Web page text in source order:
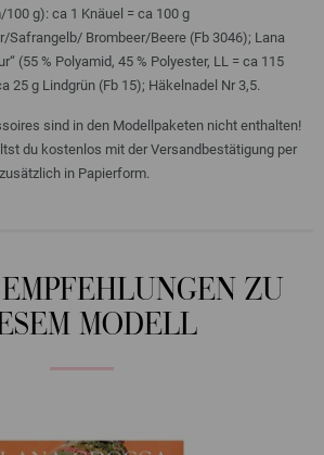
100 g): ca 1 Knäuel = ca 100 g
Brombeer/Beere (Fb 3046); Lana
(55 % Polyamid, 45 % Polyester, LL = ca 115
25 g Lindgrün (Fb 15); Häkelnadel Nr 3,5.
sind in den Modellpaketen nicht enthalten!
du kostenlos mit der Versandbestätigung per
in Papierform.
ZU
MODELL